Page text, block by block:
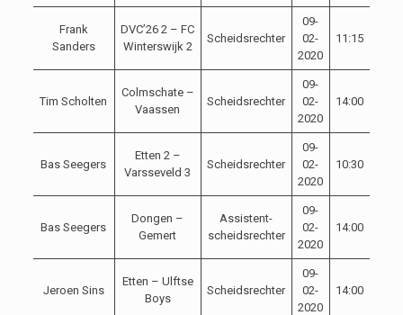
Frank
Sanders
DVC’26 2 – FC
Winterswijk 2
Scheidsrechter
09-
02-
2020
11:15
Tim Scholten
Colmschate –
Vaassen
Scheidsrechter
09-
02-
2020
14:00
Bas Seegers
Etten 2 –
Varsseveld 3
Scheidsrechter
09-
02-
2020
10:30
Bas Seegers
Dongen –
Gemert
Assistent-
scheidsrechter
09-
02-
2020
14:00
Jeroen Sins
Etten – Ulftse
Boys
Scheidsrechter
09-
02-
2020
14:00